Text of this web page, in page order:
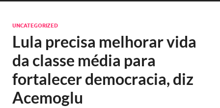
UNCATEGORIZED
Lula precisa melhorar vida
da classe média para
fortalecer democracia, diz
Acemoglu